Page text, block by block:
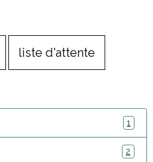
liste d'attente
1
2